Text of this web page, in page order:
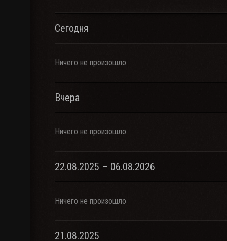
Сегодня
Ничего не произошло
Вчера
Ничего не произошло
22.08.2025 – 06.08.2026
Ничего не произошло
21.08.2025